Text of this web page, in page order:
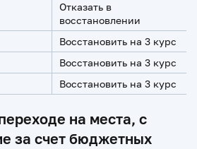
Отказать в
восстановлении
Восстановить на 3 курс
Восстановить на 3 курс
Восстановить на 3 курс
на места, с
за счет бюджетных